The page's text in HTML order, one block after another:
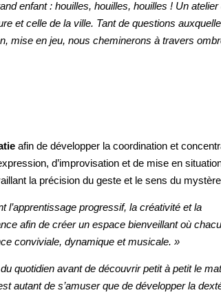
enfant : houilles, houilles, houilles ! Un atelier
et celle de la ville. Tant de questions
mise en jeu, nous cheminerons à travers
afin de développer la coordination et
d’improvisation et de mise en
la précision du geste et le sens du
progressif, la créativité et la
afin de créer un espace bienveillant où
conviviale, dynamique et musicale. »
quotidien avant de découvrir petit à petit le
autant de s’amuser que de développer la